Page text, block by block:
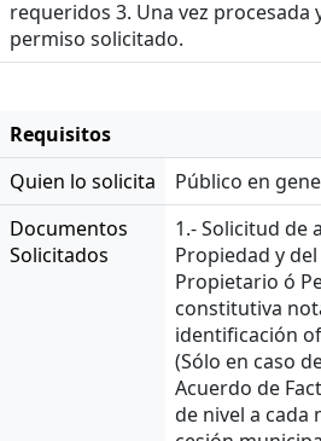
requeridos 3. Una vez
permiso solicitado.
Requisitos
Quien lo solicita
Público en
Documentos
Solicitados
1.- Solicitud de
Propiedad y
Propietario ó
constitutiva
identificación
(Sólo en caso
Acuerdo de
de nivel a cada